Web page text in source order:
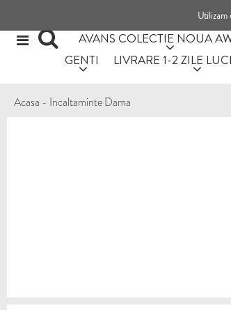
Utilizam
AVANS COLECTIE NOUA
GENTI
LIVRARE 1-2 ZILE
Acasa - Incaltaminte Dama